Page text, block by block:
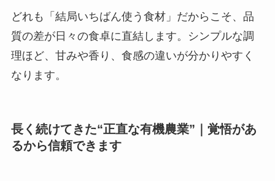
どれも「結局いちばん使う食材」だからこそ、品
質の差が日々の食卓に直結します。シンプルな調
理ほど、甘みや香り、食感の違いが分かりやすく
なります。
長く続けてきた“正直な有機農業”｜覚悟があ
るから信頼できます